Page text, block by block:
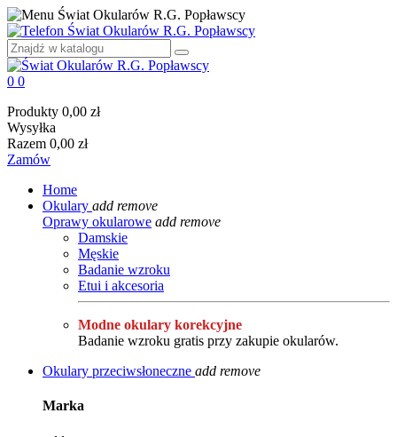
0 0
Produkty 0,00 zł
Wysyłka
Razem 0,00 zł
Zamów
Home
Okulary add remove
Oprawy okularowe add remove
Damskie
Męskie
Badanie wzroku
Etui i akcesoria
Modne okulary korekcyjne
Badanie wzroku gratis przy zakupie okularów.
Okulary przeciwsłoneczne add remove
Marka